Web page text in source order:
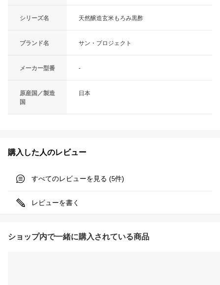
シリーズ名 天然醸造玄米もろみ黒酢
ブランド名 サン・プロジェクト
メーカー型番 -
原産国／製造
国
日本
購入した人のレビュー
すべてのレビューを見る (5件)
レビューを書く
ショップ内で一緒に購入されている商品